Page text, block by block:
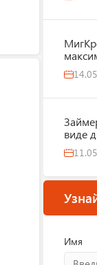
виде
Имя